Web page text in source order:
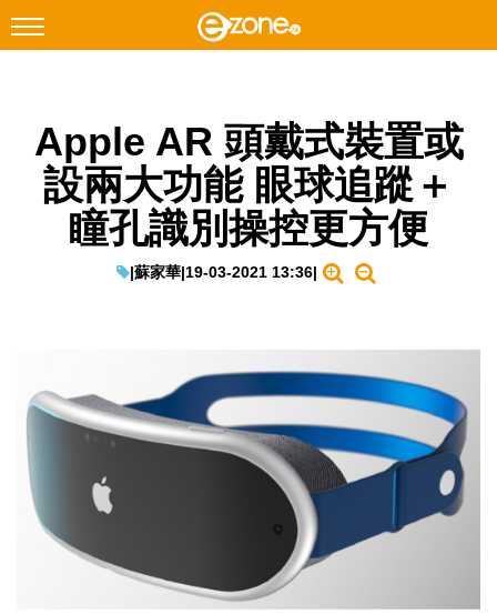
Facebook Instagram
科技焦點
網絡生活
IT Times
生成式AI與雲端應用
Enterprise Digital Transformation
特集
Apple AR 頭戴式裝置或
設兩大功能 眼球追蹤＋
瞳孔識別操控更方便
|蘇家華|19-03-2021 13:36|